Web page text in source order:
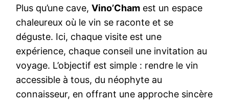
Plus qu’une cave,Vino’Cham est un espace
chaleureux où le vin se raconte et se
déguste. Ici, chaque visite est une
expérience, chaque conseil une invitation au
voyage. L’objectif est simple : rendre le vin
accessible à tous, du néophyte au
connaisseur, en offrant une approche sincère